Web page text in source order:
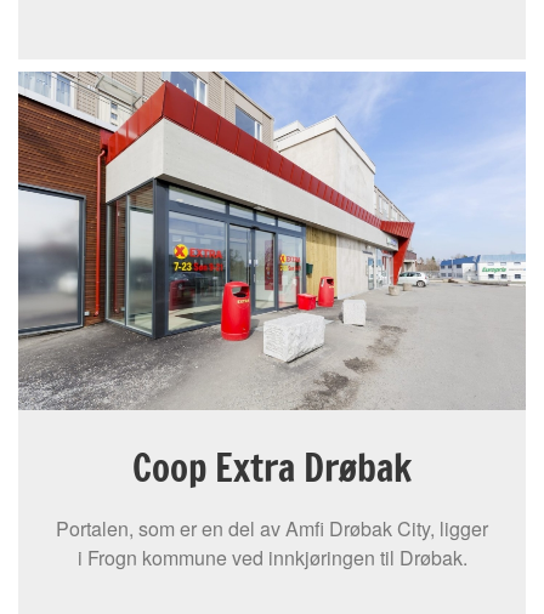
Coop Extra Drøbak
Portalen, som er en del av Amfi Drøbak City, ligger
i Frogn kommune ved innkjøringen til Drøbak.